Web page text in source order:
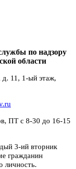
по надзору
области
д. 11, 1-ый этаж,
ПТ с 8-30 до 16-15
3-ий вторник
гражданин
личность.